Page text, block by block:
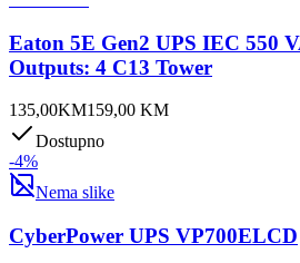
Eaton 5E Gen2 UPS IEC 550
Outputs: 4 C13 Tower
135,00KM159,00 KM
Dostupno
-4%
Nema slike
CyberPower UPS VP700ELCD